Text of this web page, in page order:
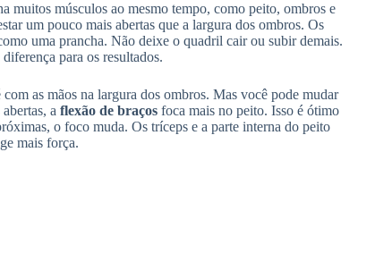
muitos músculos ao mesmo tempo, como peito, ombros e
um pouco mais abertas que a largura dos ombros. Os
uma prancha. Não deixe o quadril cair ou subir demais.
para os resultados.
as mãos na largura dos ombros. Mas você pode mudar
a flexão de braços foca mais no peito. Isso é ótimo
o foco muda. Os tríceps e a parte interna do peito
mais força.